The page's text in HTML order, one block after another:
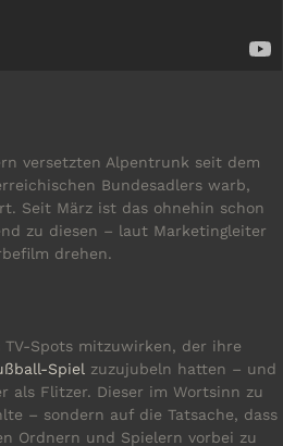
versetzten Alpentrunk seit dem
Bundesadlers warb,
Seit März ist das ohnehin schon
zu diesen – laut Marketingleiter
drehen.
Spots mitzuwirken, der ihre
Spiel zuzujubeln hatten – und
als Flitzer. Dieser im Wortsinn zu
– sondern auf die Tatsache, dass
Ordnern und Spielern vorbei zu